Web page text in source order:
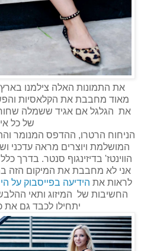
את התמונות האלה צילמנו בארץ
מאוד מחבבת את הקלאסיות
את הגלגל אם אגיד ששמלה
של כל
הניחוח הרטרו, ההדפס המנומר
המושלמת ויוצרים מראה עדכני
הווינטז' בדיזינגוף סנטר. בדרך
אני לא מחבבת את המיקום הזה
לראות את הידיעה בפייסבוק על
החשיבות של המיזוג ותאי
יתחילו לכבד גם את